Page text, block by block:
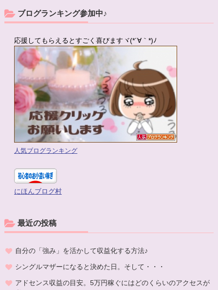
ブログランキング参加中♪
応援してもらえるとすごく喜びますヾ(*´∀｀*)ﾉ
人気ブログランキング
にほんブログ村
最近の投稿
自分の「強み」を活かして収益化する方法♪
シングルマザーになると決めた日。そして・・・
アドセンス収益の目安。5万円稼ぐにはどのくらいのアクセスが